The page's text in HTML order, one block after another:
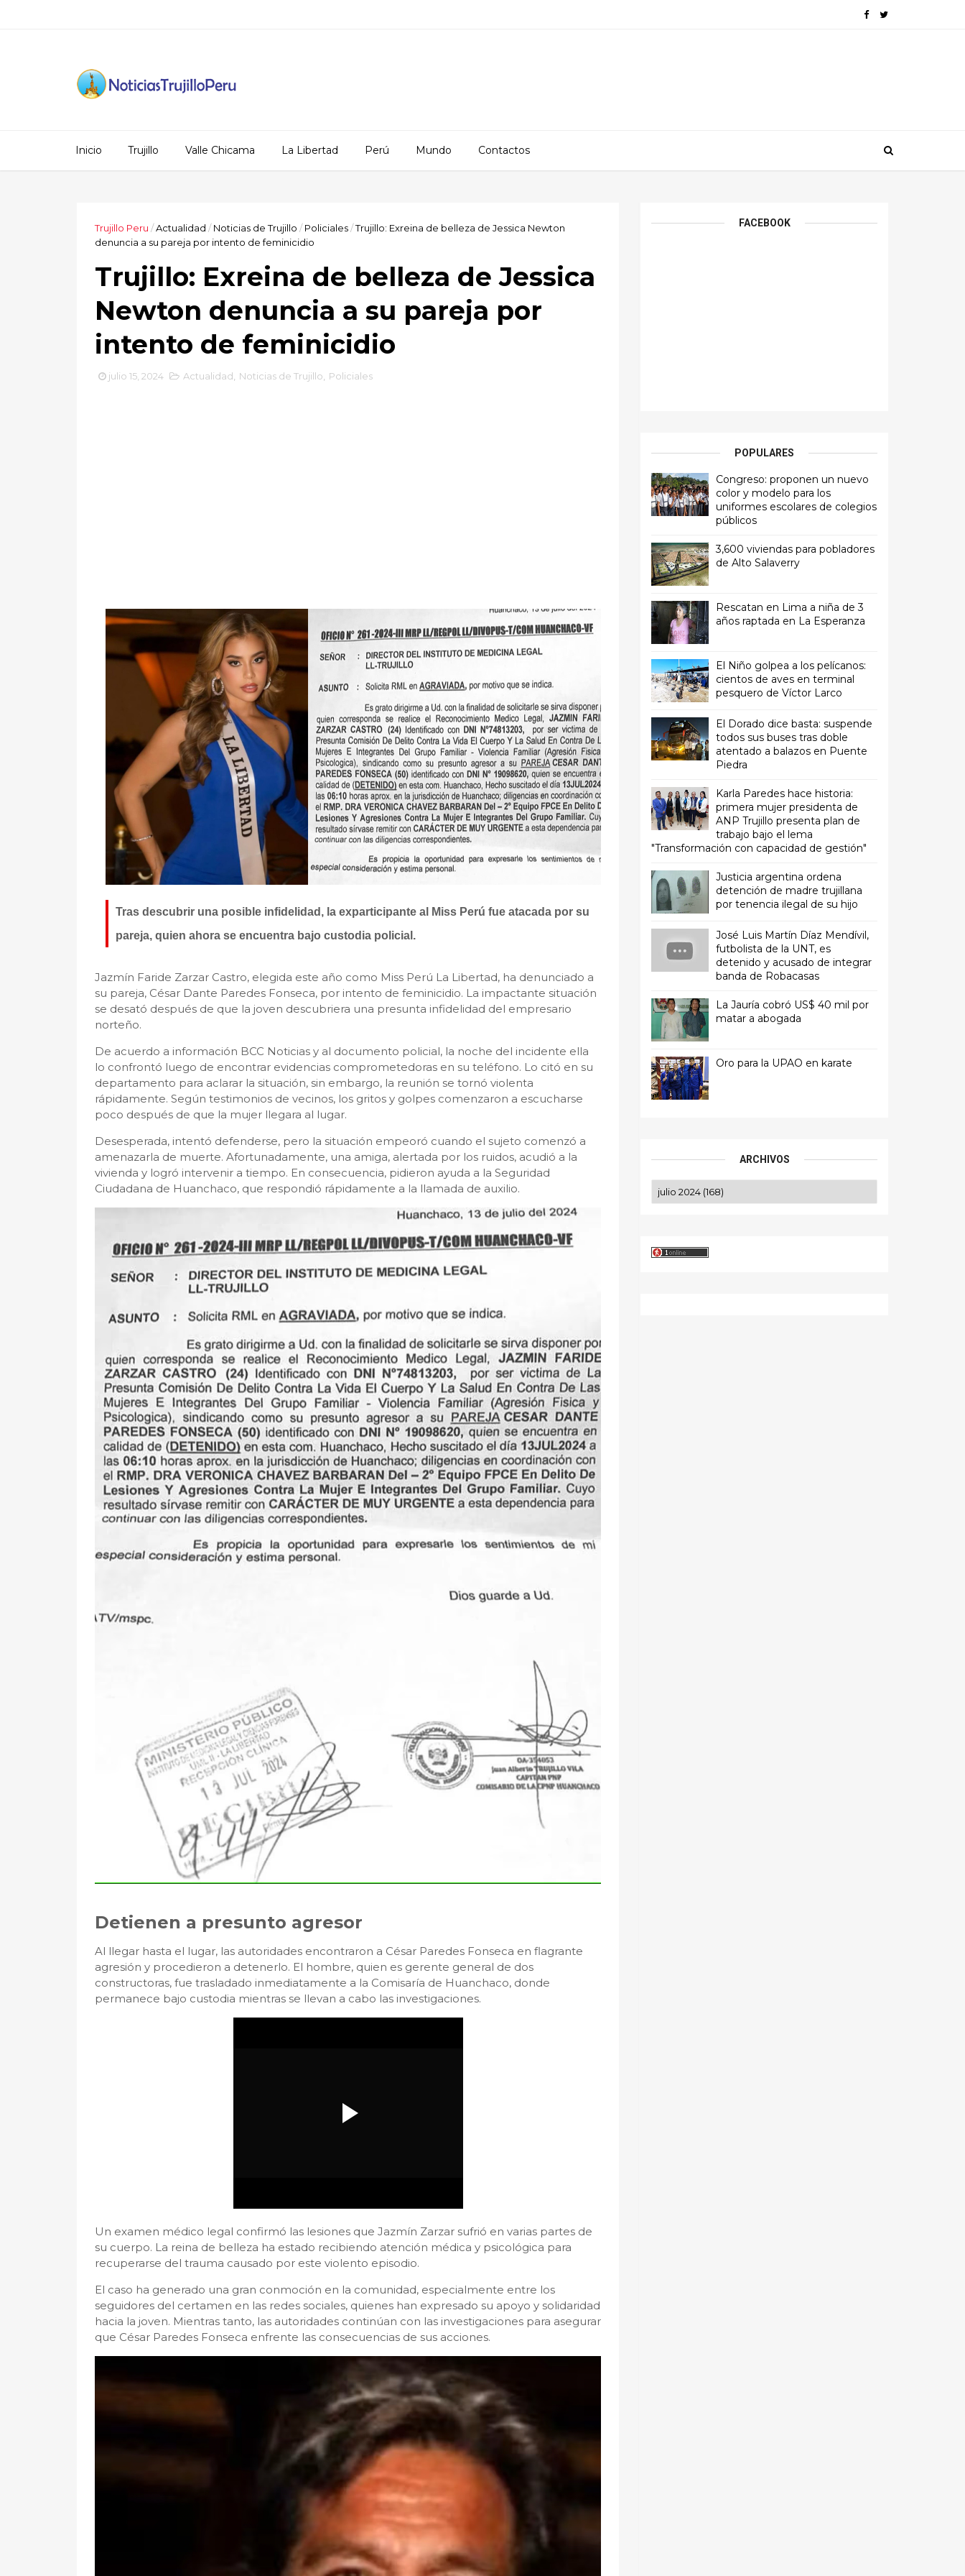
Inicio Trujillo Valle Chicama La Libertad Perú Mundo Contactos
Trujillo Peru /Actualidad / Noticias de Trujillo / Policiales/Trujillo: Exreina de belleza de Jessica Newton
denuncia a su pareja por intento de feminicidio
Trujillo: Exreina de belleza de Jessica
Newton denuncia a su pareja por
intento de feminicidio
julio 15, 2024 Actualidad Noticias de Trujillo Policiales
Tras descubrir una posible infidelidad, la exparticipante al Miss Perú fue atacada por su
pareja, quien ahora se encuentra bajo custodia policial.
Jazmín Faride Zarzar Castro, elegida este año como Miss Perú La Libertad, ha denunciado a
su pareja, César Dante Paredes Fonseca, por intento de feminicidio. La impactante situación
se desató después de que la joven descubriera una presunta infidelidad del empresario
norteño.
De acuerdo a información BCC Noticias y al documento policial, la noche del incidente ella
lo confrontó luego de encontrar evidencias comprometedoras en su teléfono. Lo citó en su
departamento para aclarar la situación, sin embargo, la reunión se tornó violenta
rápidamente. Según testimonios de vecinos, los gritos y golpes comenzaron a escucharse
poco después de que la mujer llegara al lugar.
Desesperada, intentó defenderse, pero la situación empeoró cuando el sujeto comenzó a
amenazarla de muerte. Afortunadamente, una amiga, alertada por los ruidos, acudió a la
vivienda y logró intervenir a tiempo. En consecuencia, pidieron ayuda a la Seguridad
Ciudadana de Huanchaco, que respondió rápidamente a la llamada de auxilio.
Detienen a presunto agresor
Al llegar hasta el lugar, las autoridades encontraron a César Paredes Fonseca en flagrante
agresión y procedieron a detenerlo. El hombre, quien es gerente general de dos
constructoras, fue trasladado inmediatamente a la Comisaría de Huanchaco, donde
permanece bajo custodia mientras se llevan a cabo las investigaciones.
Un examen médico legal confirmó las lesiones que Jazmín Zarzar sufrió en varias partes de
su cuerpo. La reina de belleza ha estado recibiendo atención médica y psicológica para
recuperarse del trauma causado por este violento episodio.
El caso ha generado una gran conmoción en la comunidad, especialmente entre los
seguidores del certamen en las redes sociales, quienes han expresado su apoyo y solidaridad
hacia la joven. Mientras tanto, las autoridades continúan con las investigaciones para asegurar
que César Paredes Fonseca enfrente las consecuencias de sus acciones.
FACEBOOK
POPULARES
Congreso: proponen un nuevo
color y modelo para los
uniformes escolares de colegios
públicos
3,600 viviendas para pobladores
de Alto Salaverry
Rescatan en Lima a niña de 3
años raptada en La Esperanza
El Niño golpea a los pelícanos:
cientos de aves en terminal
pesquero de Víctor Larco
El Dorado dice basta: suspende
todos sus buses tras doble
atentado a balazos en Puente
Piedra
Karla Paredes hace historia:
primera mujer presidenta de
ANP Trujillo presenta plan de
trabajo bajo el lema
"Transformación con capacidad de gestión"
Justicia argentina ordena
detención de madre trujillana
por tenencia ilegal de su hijo
José Luis Martín Díaz Mendívil,
futbolista de la UNT, es
detenido y acusado de integrar
banda de Robacasas
La Jauría cobró US$ 40 mil por
matar a abogada
Oro para la UPAO en karate
ARCHIVOS